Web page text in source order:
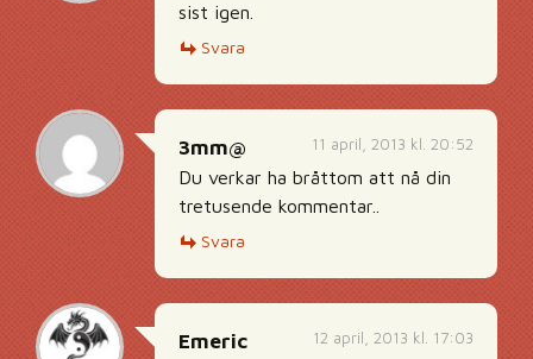
sist igen.
Svara
11 april, 2013 kl. 20:52
3mm@
Du verkar ha bråttom att nå din
tretusende kommentar..
Svara
12 april, 2013 kl. 17:03
Emeric